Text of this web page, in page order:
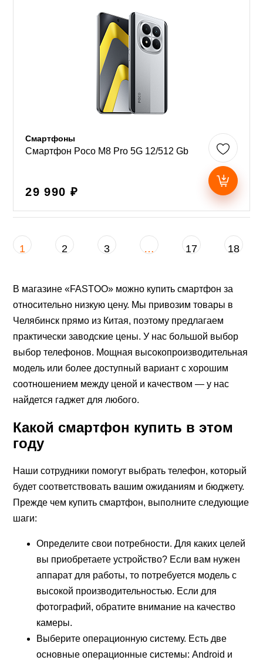
Смартфоны
Смартфон Poco M8 Pro 5G 12/512 Gb
29 990 ₽
1 2 3 … 17 18
В магазине «FASTOO» можно купить смартфон за
относительно низкую цену. Мы привозим товары в
Челябинск прямо из Китая, поэтому предлагаем
практически заводские цены. У нас большой выбор
выбор телефонов. Мощная высокопроизводительная
модель или более доступный вариант с хорошим
соотношением между ценой и качеством ― у нас
найдется гаджет для любого.
Какой смартфон купить в этом
году
Наши сотрудники помогут выбрать телефон, который
будет соответствовать вашим ожиданиям и бюджету.
Прежде чем купить смартфон, выполните следующие
шаги:
Определите свои потребности. Для каких целей
вы приобретаете устройство? Если вам нужен
аппарат для работы, то потребуется модель с
высокой производительностью. Если для
фотографий, обратите внимание на качество
камеры.
Выберите операционную систему. Есть две
основные операционные системы: Android и